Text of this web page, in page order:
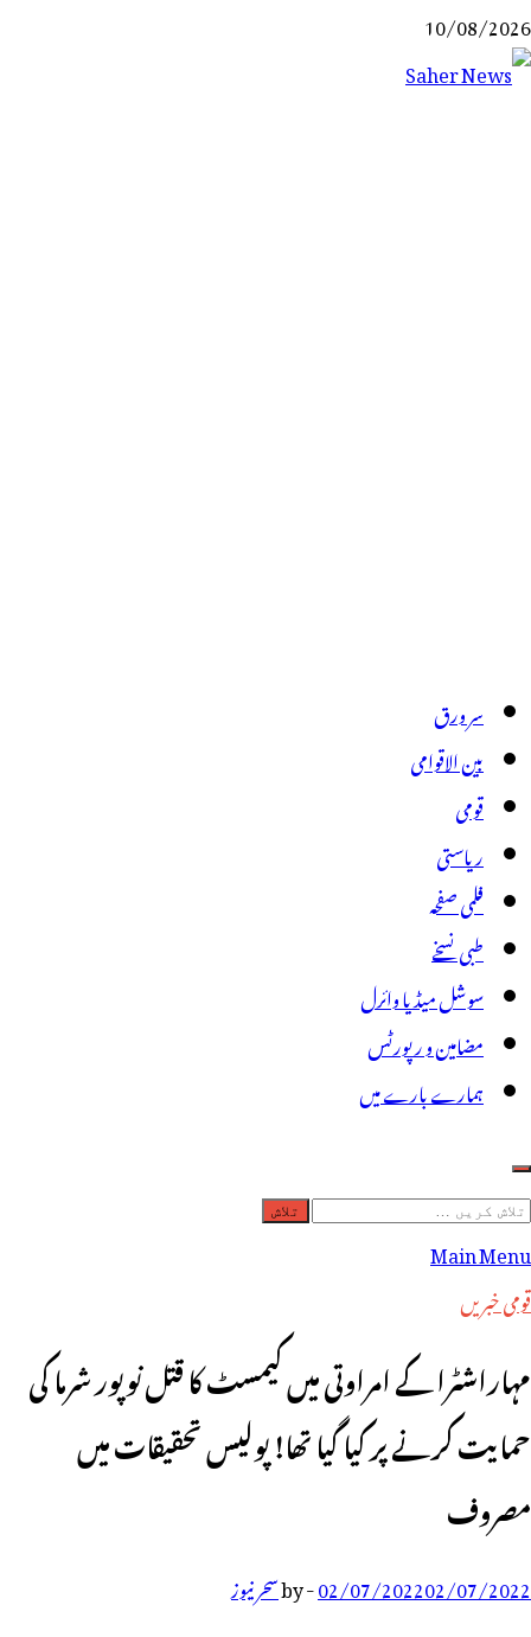
Skip
to
10/08/2026
سر ورق
بین الاقوامی
قومی
ریاستی
فلمی صفحہ
طبی نسخے
سوشل میڈیا وائرل
مضامین و رپورٹس
ہمارے بارے میں
تلاش
کریں
برائے:
Main Menu
قومی خبریں
مہاراشٹرا کے امراوتی میں کیمسٹ کا قتل نوپور شرما کی
حمایت کرنے پر کیا گیا تھا! پولیس تحقیقات میں
مصروف
02/07/202202/07/2022
-
byسحر نیوز